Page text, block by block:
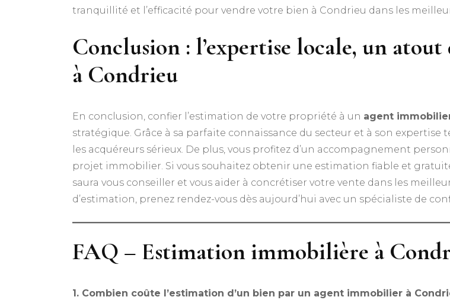
tranquillité et l’efficacité pour vendre votre bien à Condrieu dans les
Conclusion : l’expertise locale, un
à Condrieu
En conclusion, confier l’estimation de votre propriété à un agent
stratégique. Grâce à sa parfaite connaissance du secteur et à son
les acquéreurs sérieux. De plus, vous profitez d’un accompagnement
projet immobilier. Si vous souhaitez obtenir une estimation fiable et
saura vous conseiller et vous aider à concrétiser votre vente dans les
d’estimation, prenez rendez-vous dès aujourd’hui avec un spécialiste de
FAQ – Estimation immobilière à
1. Combien coûte l’estimation d’un bien par un agent immobilier à